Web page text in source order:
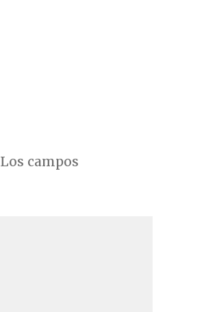
Los campos